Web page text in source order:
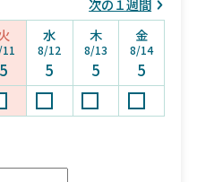
次の１週間
5
水
8/12
5
木
8/13
5
金
8/14
5